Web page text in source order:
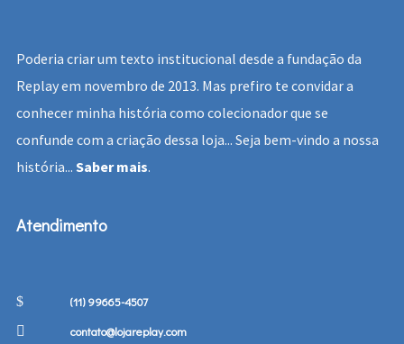
Poderia criar um texto institucional desde a fundação da
Replay em novembro de 2013. Mas prefiro te convidar a
conhecer minha história como colecionador que se
confunde com a criação dessa loja... Seja bem-vindo a nossa
história... Saber mais.
Atendimento
(11) 99665-4507
contato@lojareplay.com